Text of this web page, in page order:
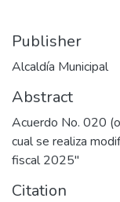
Publisher
Alcaldía Municipal
Abstract
Acuerdo No. 020
cual se realiza
fiscal 2025"
Citation